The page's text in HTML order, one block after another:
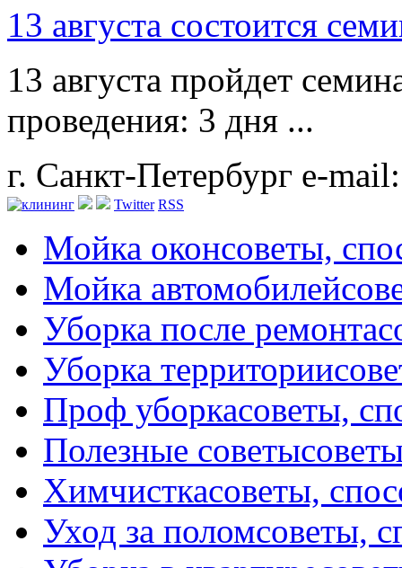
13 августа состоится
13 августа пройдет
проведения: 3 дня ...
г. Санкт-Петербург e-
Twitter RSS
Мойка оконсоветы,
Мойка автомобилей
Уборка после ремонта
Уборка территории
Проф уборкасоветы,
Полезные советы
Химчисткасоветы,
Уход за поломсоветы,